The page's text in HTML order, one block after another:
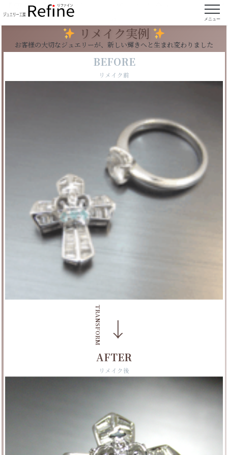
メニュー
【実例27】リングとペンダントを合わせてリング
リメイク実例
お客様の大切なジュエリーが、新しい輝きへと生まれ変わりました
BEFORE
リメイク前
→
TRANSFORM
AFTER
リメイク後